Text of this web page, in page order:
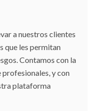
a nuestros clientes
que les permitan
Contamos con la
y con
plataforma